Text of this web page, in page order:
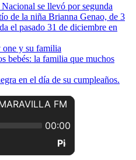
se llevó por segunda
de la niña Brianna Genao, de 3
el pasado 31 de diciembre en
one y su familia
bebés: la familia que muchos
en el día de su cumpleaños.